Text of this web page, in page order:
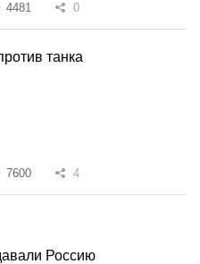
4481 0
танка
7600 4
Россию